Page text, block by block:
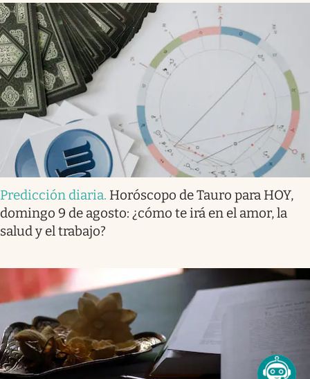
Predicción diaria. Horóscopo de Tauro para HOY,
domingo 9 de agosto: ¿cómo te irá en el amor, la
salud y el trabajo?